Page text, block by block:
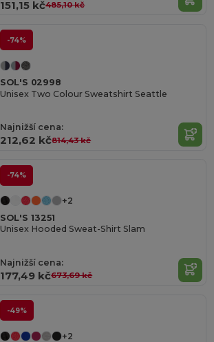
151,15 kč485,10 kč
-74%
SOL'S 02998
Unisex Two Colour Sweatshirt Seattle
Najnižší cena:
212,62 kč814,43 kč
-74%
+2
SOL'S 13251
Unisex Hooded Sweat-Shirt Slam
Najnižší cena:
177,49 kč673,69 kč
-49%
+2